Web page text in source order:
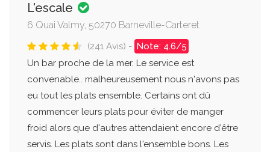
L'escale
6 Quai Valmy, 50270 Barneville-Carteret
(241 Avis) - Note: 4.6/5
Un bar proche de la mer. Le service est
convenable.. malheureusement nous n'avons pas
eu tout les plats ensemble. Certains ont dû
commencer leurs plats pour éviter de manger
froid alors que d'autres attendaient encore d'être
servis. Les plats sont dans l'ensemble bons. Les